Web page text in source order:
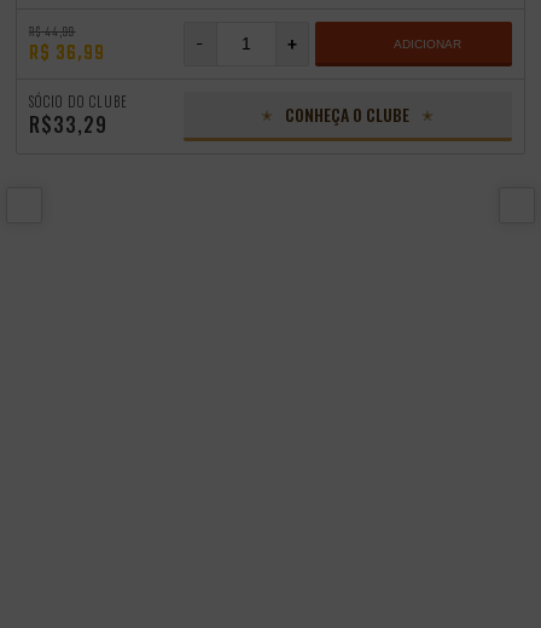
R$ 44,99
R$ 36,99 +
- ADICIONAR
SÓCIO DO CLUBE
R$33,29 CONHEÇA O CLUBE